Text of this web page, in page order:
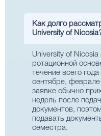
Как долго
University of
University of
ротационной
течение всего
сентябре,
заявке обычно
недель после
документов,
подавать
семестра.